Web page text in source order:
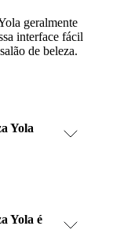
geralmente
interface fácil
de beleza.
Yola
Yola é